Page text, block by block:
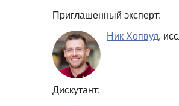
Приглашенный эксперт:
Ник Хопвуд,
Дискутант: